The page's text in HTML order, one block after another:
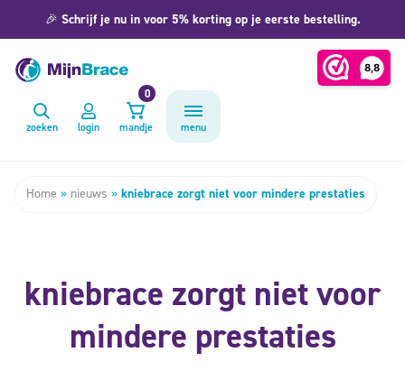
🎉 Schrijf je nu in voor 5% korting op je eerste bestelling.
zoeken login mandje
0
menu
Home » nieuws » kniebrace zorgt niet voor mindere prestaties
kniebrace zorgt niet voor
mindere prestaties